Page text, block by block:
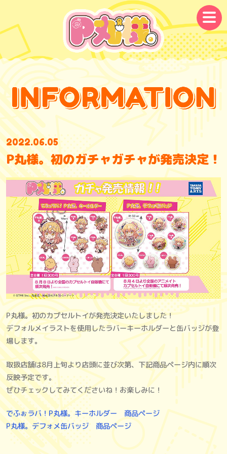
メ
ニ
ュ
ー
2022.06.05
P丸様。初のガチャガチャが発売決定！
P丸様。初のカプセルトイが発売決定いたしました！
デフォルメイラストを使用したラバーキーホルダーと缶バッジが登
場します。
取扱店舗は8月上旬より店頭に並び次第、下記商品ページ内に順次
反映予定です。
ぜひチェックしてみてくださいね！お楽しみに！
でふぉラバ！P丸様。キーホルダー 商品ページ
P丸様。デフォメ缶バッジ 商品ページ